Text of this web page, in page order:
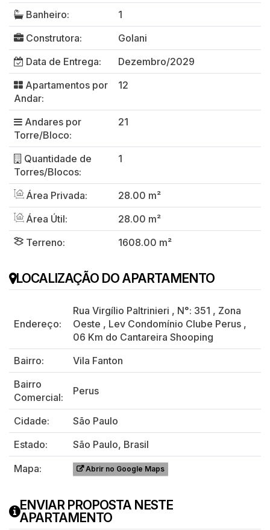
Banheiro:
1
Construtora:
Golani
Data de Entrega:
Dezembro/2029
Apartamentos por
Andar:
12
Andares por
Torre/Bloco:
21
Quantidade de
Torres/Blocos:
1
Área Privada:
28.00 m²
Área Útil:
28.00 m²
Terreno:
1608.00 m²
LOCALIZAÇÃO DO APARTAMENTO
Endereço:
Rua Virgílio Paltrinieri , N°: 351 , Zona
Oeste , Lev Condomínio Clube Perus ,
06 Km do Cantareira Shooping
Bairro:
Vila Fanton
Bairro
Comercial:
Perus
Cidade:
São Paulo
Estado:
São Paulo, Brasil
Mapa:
Abrir no Google Maps
ENVIAR PROPOSTA NESTE
APARTAMENTO